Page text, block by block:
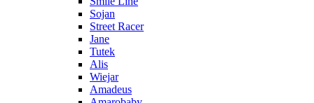
Sojan
Street Racer
Jane
Tutek
Alis
Wiejar
Amadeus